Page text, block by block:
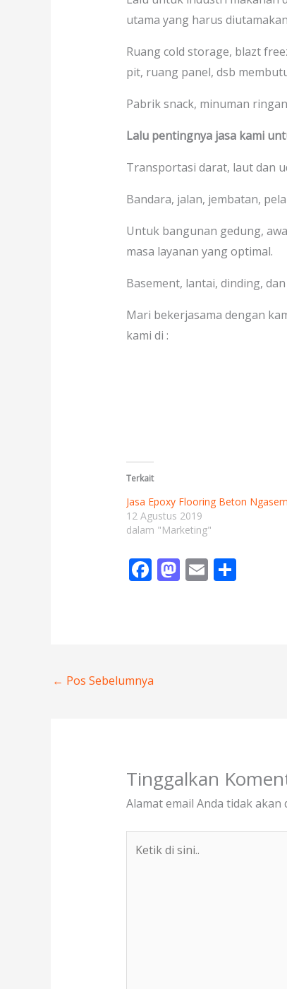
utama yang harus
Ruang cold storage, blazt
pit, ruang panel, dsb
Pabrik snack, minuman
Lalu pentingnya jasa kami
Transportasi darat, laut dan
Bandara, jalan, jembatan,
Untuk bangunan gedung,
masa layanan yang optimal.
Basement, lantai, dinding,
Mari bekerjasama dengan
kami di :
Terkait
Jasa Epoxy Flooring Beton Ngasem
12 Agustus 2019
dalam "Marketing"
F
o
M E S
← Pos Sebelumnya
Tinggalkan
Alamat email Anda tidak akan